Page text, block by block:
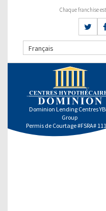
Chaque franchise
Français
Dominion Lending Centres
Group
Permis de Courtage #FSRA#